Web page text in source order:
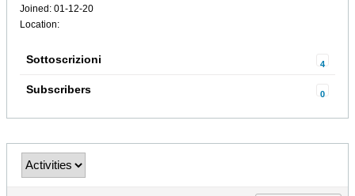
Joined: 01-12-20
Location:
Sottoscrizioni 4
Subscribers 0